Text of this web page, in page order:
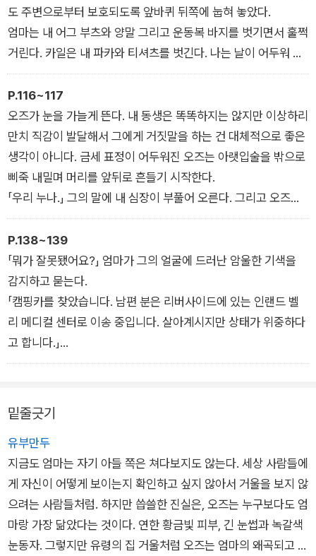
야로 들어오는 광경에 겁에 질려 한 번 더 신음을 내뱉는다. 아빠
는 작은 소리로 내 이름을 중얼거리다가 나를 발견하고 끔찍한 비
명을 내지른다. 아빠를 따라 같이 내 쪽을 돌아본 나는 재빨리 고
개를 돌려 버린다. 나의 죽음은 생각했던 것만큼 순식간에 일어난
일도, 고통 없는 죽음도 아니었다. 반쯤 잘린 내 머리에 있는 눈과
입은 소리 없는 비명을 지르며 벌려진 채 굳어 있고 괴기하게 아
빠 쪽을 향해 있다. 내 몸에 그 많은 피가 있었다는 게 믿어지지
않을 만큼 엄청난 양의 피가 흘러 아빠 주변에 웅덩이를 만들고
있다.
아빠는 자리에서 벗어나 나에게 다가가려고 안간힘을 쓰지만, 끔
찍한 통증이 뒤따른다. 그런 아빠에게 나는 제발 그대로 있으라
고, 나는 괜찮고 더 이상 아프지 않다고 소리친다. 나는 이런 말들
을 마구 쏟아 낸다. 고함도 질러 본다. 생각으로 전달해 보려고도
하지만, 아빠는 듣지 못한다. 계속 근육을 혹사시키며 고통에 얼
굴이 일그러질 만큼 간절하게 그 자리에서 빠져나오려고 애쓴다.
하지만 내가 할 수 있는 것은 단지 지켜보며 기도하는 것뿐이다.
마침내 내 기도가 통해서 아빠가 고통으로 기절할 때까지.
도 주변으로부터 보호되도록 앞바퀴 뒤쪽에 눕혀 놓았다.
엄마는 내 어그 부츠와 양말 그리고 운동복 바지를 벗기면서 훌쩍
거린다. 카일은 내 파카와 티셔츠를 벗긴다. 나는 날이 어두워 나
의 벗은 몸이 카일에게 보이지 않아 다행이라고 생각하며 바라본
다. 이미 죽은 다음에도 살아 있을 때와 똑같이 부끄러운 마음이
들다니 참 웃기는 일이다.
다 끝나자, 엄마가 앞 유리창을 통해 옷을 가지고 차로 들어간다.
「모, 이거 입어.」 엄마가 옷 더미를 옆에 내려놓으며 말한다.
모가 침을 삼키며 추위 때문에 떨던 것보다 더 심하게 몸을 떤다.
어둠 속에서도 내 코트에 묻은 피가 보인다.
「핀 옷이에요?」 물어보는 내털리의 목소리가 딸꾹거린다. 내털리
는 내가 거기 없다는 사실을 지금에서야 깨달았거나 아니면 잊고
있다가 이제야 다시 생각난 것처럼 행동한다. 내털리의 뇌는 지금
일어나는 상황을 제대로 처리하지 못하는 것 같다.
내털리의 말에 엄마는 갑자기 고개를 들어 캐런 이모와 내털리를
발견하고는 마치 그들이 거기 있었던 사실을 잊었던 듯 흠칫 놀란
다.
캐런 이모의 눈이 이리저리 움직이고 동공이 확장된다.
런 이모의 말을 처리하느라 옆으로 기운다. 마치 데이터가 추가로
입력되어 사고를 재편성하려는 것처럼. 모와 내털리 둘 다 방한에
적합하지 않은 부츠를 신었다. 엄마 역시 더 나을 것도 없는 발목
까지 오는 군화식 부츠를 신었다.
어쩌면 캐런 이모가 엄마를 바라볼 때 보인 표독한 눈길 때문이었
는지도, 아니면 엄마가 창문을 막는 데 이모가 아무런 도움을 주
지 않아서 인지도, 아니면 나는 죽었고 모가 나의 가장 친한 친구
P.116~117
오즈가 눈을 가늘게 뜬다. 내 동생은 똑똑하지는 않지만 이상하리
만치 직감이 발달해서 그에게 거짓말을 하는 건 대체적으로 좋은
생각이 아니다. 금세 표정이 어두워진 오즈는 아랫입술을 밖으로
삐죽 내밀며 머리를 앞뒤로 흔들기 시작한다.
「우리 누나.」 그의 말에 내 심장이 부풀어 오른다. 그리고 오즈가
아주 뜻밖의 행동을 한다. 아무 말 없이 내가 있는 곳으로 다가가
더니 내 옆에 무릎을 꿇고는 내 얼굴을 눈으로 덮는다. 그러고는
속삭인다.
「잘 자, 누나.」 오즈가 일어서자, 밥 삼촌이 말한다.
「오즈, 난 걱정이 돼.」 왠지 삼촌의 말투에서 느껴지는 기운이 내
몸의 털들을 쭈뼛쭈뼛 곤두서게 만든다. 오즈가 고개를 갸웃한다.
「네 엄마가 떠난 지 한참이 지났잖아. 가다가 길을 잃었을까 봐 말
이야.」
밥 삼촌이 말한다. 오즈가 고개를 끄덕인다.
「내가 가고 싶은데, 발목을 너무 심하게 다쳐서.」
나는 고개를 흔든다. 너무 믿어지지가 않아서 공포감마저 천천히
찾아 든다.
「내가 갈 수 있어.」 오즈는 아주 좋은 생각이라는 듯이 신이 나서
말한다. 안 돼! 나는 두 사람 사이에 끼어든다. 나는 밥 삼촌 앞에
코가 닿을 만큼 가까이 다가간다. 이러지 마세요.
P.138~139
「뭐가 잘못됐어요?」 엄마가 그의 얼굴에 드러난 암울한 기색을
감지하고 묻는다.
「캠핑카를 찾았습니다. 남편 분은 리버사이드에 있는 인랜드 벨
리 메디컬 센터로 이송 중입니다. 살아계시지만 상태가 위중하다
고 합니다.」
엄마는 아빠가 아직 살아 있다는 말에 눈을 질끈 감으며 안도의
각했던 엄마가 아직 또 다른 소식이 남아 있다는 것을 깨닫는 데
는 약간의 시간이 걸린다.
「모린과 골드 씨 가족인 밥, 캐런, 내털리는, 두 번째 헬기로 빅베
어 메디컬 센터로 이송 중입니다.」
엄마는 고개를 끄덕인다. 번스가 잠시 머뭇거리자 엄마가 고개를
갸웃한다.
「그런데 아드님은 같이 없었습니다. 구조대가 도착했을 때 캠핑
카 안에 없었다고 합니다. 다른 사람의 말에 의하면, 아드님과 개
밑줄긋기
유부만두
지금도 엄마는 자기 아들 쪽은 쳐다보지도 않는다. 세상 사람들에
게 자신이 어떻게 보이는지 확인하고 싶지 않아서 거울을 보지 않
으려는 사람들처럼. 하지만 씁쓸한 진실은, 오즈는 누구보다도 엄
마랑 가장 닮았다는 것이다. 연한 황금빛 피부, 긴 눈썹과 녹갈색
눈동자. 그렇지만 유령의 집 거울처럼 오즈는 엄마의 왜곡되고 지